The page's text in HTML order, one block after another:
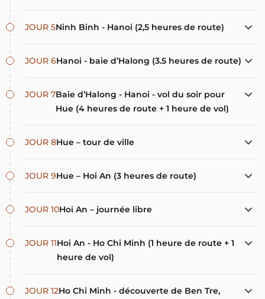
JOUR 5Ninh Binh - Hanoi (2,5 heures de route)
JOUR 6Hanoi - baie d’Halong (3.5 heures de route)
JOUR 7Baie d’Halong - Hanoi - vol du soir pour
Hue (4 heures de route + 1 heure de vol)
JOUR 8Hue – tour de ville
JOUR 9Hue – Hoi An (3 heures de route)
JOUR 10Hoi An – journée libre
JOUR 11Hoi An - Ho Chi Minh (1 heure de route + 1
heure de vol)
JOUR 12Ho Chi Minh - découverte de Ben Tre,